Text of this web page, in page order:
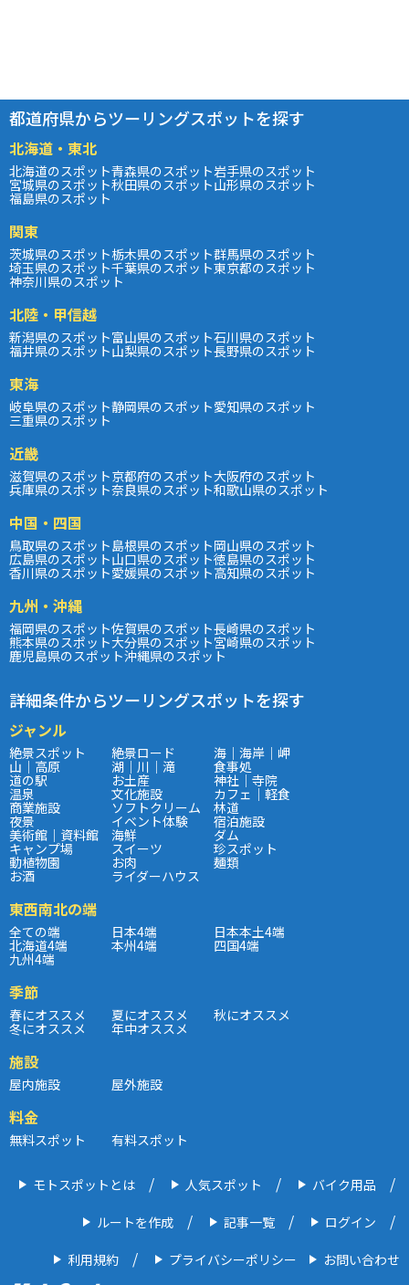
都道府県からツーリングスポットを探す
北海道・東北
北海道のスポット青森県のスポット岩手県のスポット
宮城県のスポット秋田県のスポット山形県のスポット
福島県のスポット
関東
茨城県のスポット栃木県のスポット群馬県のスポット
埼玉県のスポット千葉県のスポット東京都のスポット
神奈川県のスポット
北陸・甲信越
新潟県のスポット富山県のスポット石川県のスポット
福井県のスポット山梨県のスポット長野県のスポット
東海
岐阜県のスポット静岡県のスポット愛知県のスポット
三重県のスポット
近畿
滋賀県のスポット京都府のスポット大阪府のスポット
兵庫県のスポット奈良県のスポット和歌山県のスポット
中国・四国
鳥取県のスポット島根県のスポット岡山県のスポット
広島県のスポット山口県のスポット徳島県のスポット
香川県のスポット愛媛県のスポット高知県のスポット
九州・沖縄
福岡県のスポット佐賀県のスポット長崎県のスポット
熊本県のスポット大分県のスポット宮崎県のスポット
鹿児島県のスポット沖縄県のスポット
詳細条件からツーリングスポットを探す
ジャンル
絶景スポット 絶景ロード 海｜海岸｜岬
山｜高原 湖｜川｜滝 食事処
道の駅 お土産 神社｜寺院
温泉 文化施設 カフェ｜軽食
商業施設 ソフトクリーム 林道
夜景 イベント体験 宿泊施設
美術館｜資料館 海鮮 ダム
キャンプ場 スイーツ 珍スポット
動植物園 お肉 麺類
お酒 ライダーハウス
東西南北の端
全ての端 日本4端 日本本土4端
北海道4端 本州4端 四国4端
九州4端
季節
春にオススメ 夏にオススメ 秋にオススメ
冬にオススメ 年中オススメ
施設
屋内施設 屋外施設
料金
無料スポット 有料スポット
モトスポットとは 人気スポット バイク用品
ルートを作成 記事一覧 ログイン
利用規約 プライバシーポリシー お問い合わせ